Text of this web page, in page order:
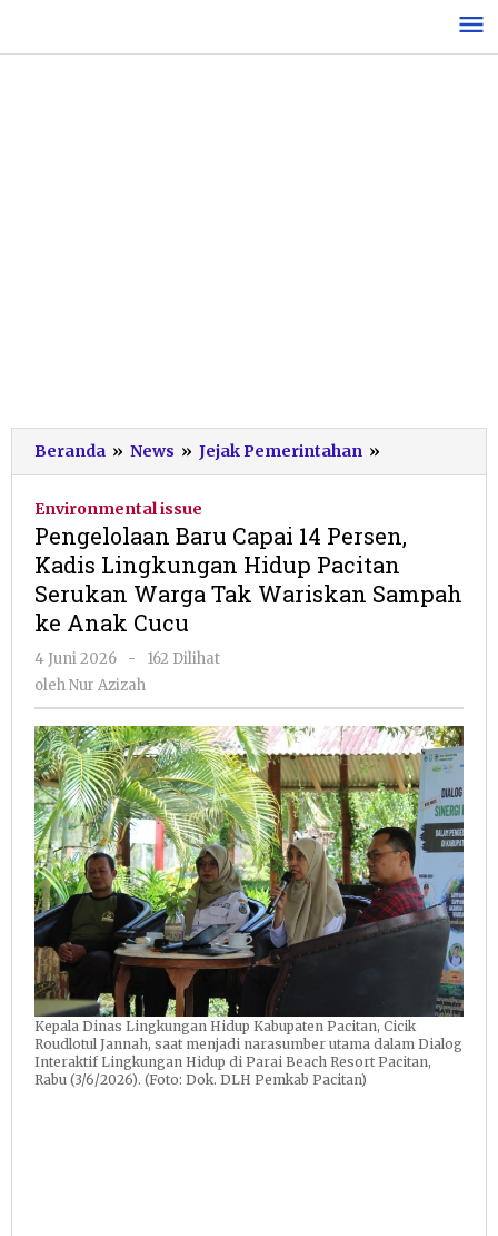
konten
Beranda » News » Jejak Pemerintahan »
Baru
Persen,
Kadis
Lingkungan
Tak
Wariskan
Sampah
ke
Anak
Cucu
Environmental issue
Pengelolaan Baru Capai 14 Persen,
Kadis Lingkungan Hidup Pacitan
Serukan Warga Tak Wariskan Sampah
ke Anak Cucu
4 Juni 2026
oleh
Nur
-
162 Dilihat
olehNur Azizah
Kepala Dinas Lingkungan Hidup Kabupaten Pacitan, Cicik
Roudlotul Jannah, saat menjadi narasumber utama dalam Dialog
Interaktif Lingkungan Hidup di Parai Beach Resort Pacitan,
Rabu (3/6/2026). (Foto: Dok. DLH Pemkab Pacitan)